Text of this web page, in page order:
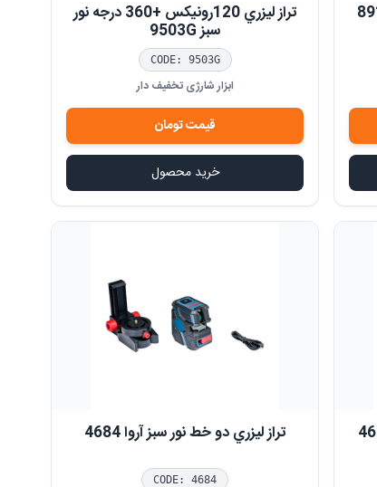
تراز ليزري 120رونيکس +360 درجه نور
سبز 9503G
CODE: 9503G
ابزار شارژی تخفیف دار
قیمتتومان
خرید محصول
تراز ليزري دو خط نور سبز آروا 4684
CODE: 4684